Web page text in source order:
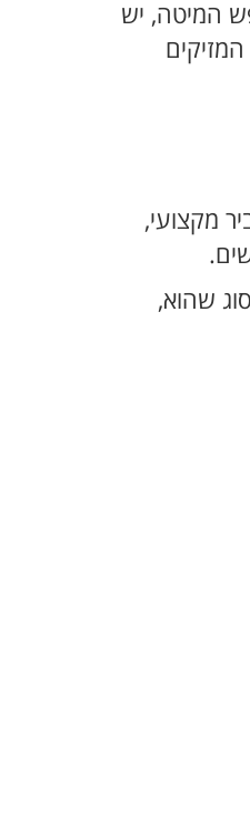
המיטה, יש
מקצועי,
שהוא,